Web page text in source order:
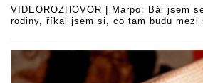
VIDEOROZHOVOR | Marpo: Bál jsem
rodiny, říkal jsem si, co tam budu mezi